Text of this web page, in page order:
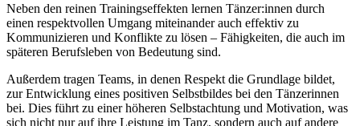
Neben den reinen Trainingseffekten lernen Tänzer:innen durch
einen respektvollen Umgang miteinander auch effektiv zu
Kommunizieren und Konflikte zu lösen – Fähigkeiten, die auch im
späteren Berufsleben von Bedeutung sind.
Außerdem tragen Teams, in denen Respekt die Grundlage bildet,
zur Entwicklung eines positiven Selbstbildes bei den Tänzerinnen
bei. Dies führt zu einer höheren Selbstachtung und Motivation, was
sich nicht nur auf ihre Leistung im Tanz, sondern auch auf andere